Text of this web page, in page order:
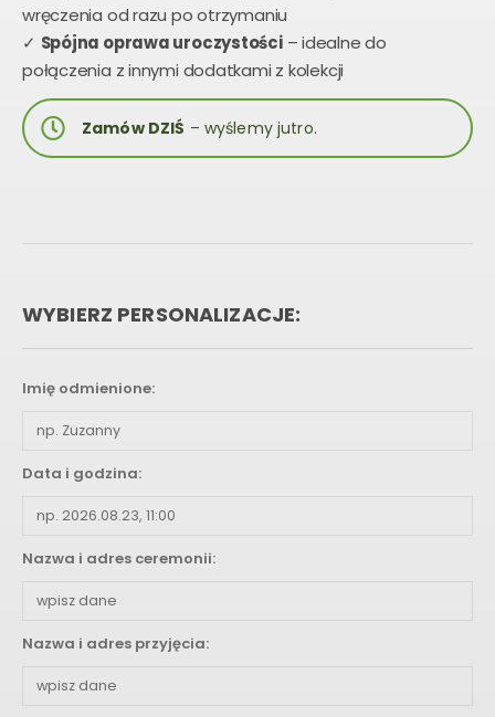
wręczenia od razu po otrzymaniu
✓ Spójna oprawa uroczystości– idealne do
połączenia z innymi dodatkami z kolekcji
Zamów DZIŚ – wyślemy jutro.
WYBIERZ PERSONALIZACJE:
Imię odmienione:
Data i godzina:
Nazwa i adres ceremonii:
Nazwa i adres przyjęcia: